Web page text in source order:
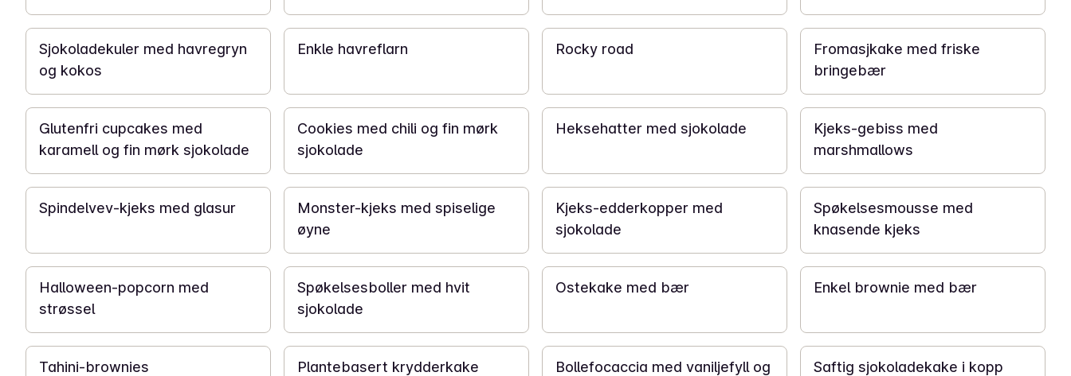
15 min
Sjokoladekuler med havregryn
og kokos
40 min
Enkle havreflarn
5 t
Rocky road
24 t
Fromasjkake med friske
bringebær
1 t 10 min
Glutenfri cupcakes med
karamell og fin mørk sjokolade
30 min
Cookies med chili og fin mørk
sjokolade
15 min
Heksehatter med sjokolade
15 min
Kjeks-gebiss med
marshmallows
15 min
Spindelvev-kjeks med glasur
15 min
Monster-kjeks med spiselige
øyne
15 min
Kjeks-edderkopper med
sjokolade
30 min
Spøkelsesmousse med
knasende kjeks
40 min
Halloween-popcorn med
strøssel
1 t 30 min
Spøkelsesboller med hvit
sjokolade
12 t 40 min
Ostekake med bær
40 min
Enkel brownie med bær
1 t
Tahini-brownies
50 min
Plantebasert krydderkake
3 t
Bollefocaccia med vaniljefyll og
10 min
Saftig sjokoladekake i kopp